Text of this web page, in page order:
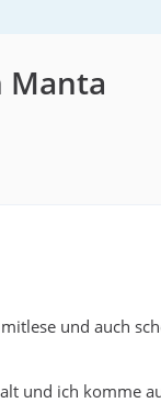
Manta
und auch
und ich komme